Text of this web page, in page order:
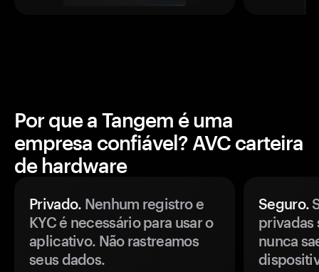
Por que a Tangem é uma
empresa confiável? AVC carteira
de hardware
Privado. Nenhum registro e
KYC é necessário para usar o
aplicativo. Não rastreamos
seus dados.
Seguro.
privadas
nunca